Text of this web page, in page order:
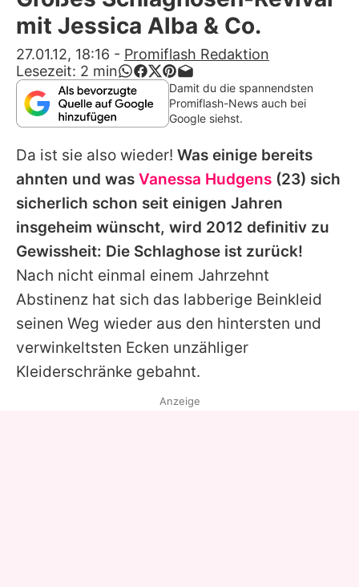
Alle Themen auf Promiflash
App runterladen
Team
Redaktionelle Richtlinien
Impressum
Datenschutzerklärung
Nutzungsbedingungen
Utiq verwalten
mit Jessica Alba & Co.
27.01.12, 18:16 - Promiflash Redaktion
Lesezeit: 2 min
Damit du die spannendsten
Promiflash-News auch bei
Google siehst.
Da ist sie also wieder! Was einige bereits
ahnten und was Vanessa Hudgens (23) sich
sicherlich schon seit einigen Jahren
insgeheim wünscht, wird 2012 definitiv zu
Gewissheit: Die Schlaghose ist zurück!
Nach nicht einmal einem Jahrzehnt
Abstinenz hat sich das labberige Beinkleid
seinen Weg wieder aus den hintersten und
verwinkeltsten Ecken unzähliger
Kleiderschränke gebahnt.
Anzeige